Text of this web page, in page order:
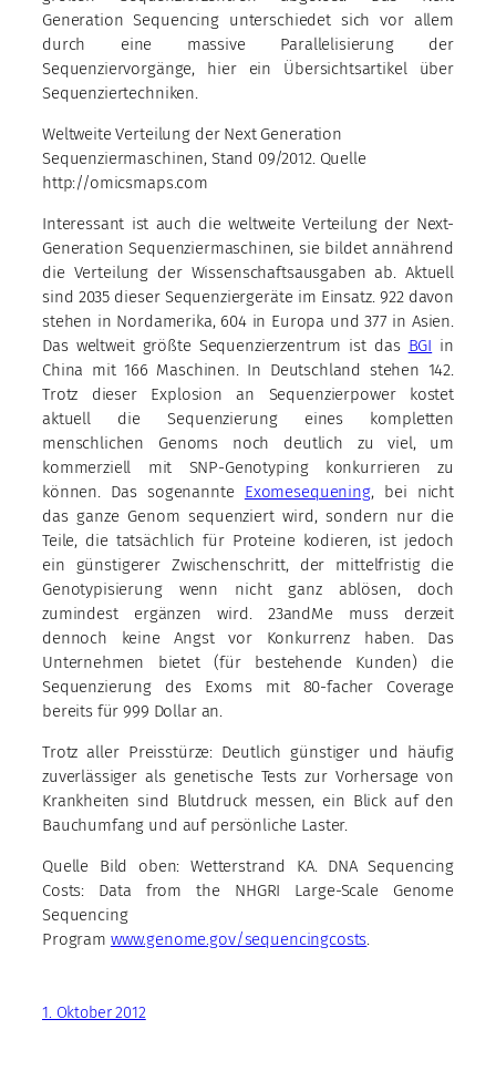
Generation Sequencing unterschiedet sich vor allem
durch eine massive Parallelisierung der
Sequenziervorgänge, hier ein Übersichtsartikel über
Sequenziertechniken.
Weltweite Verteilung der Next Generation
Sequenziermaschinen, Stand 09/2012. Quelle
http://omicsmaps.com
Interessant ist auch die weltweite Verteilung der Next-
Generation Sequenziermaschinen, sie bildet annährend
die Verteilung der Wissenschaftsausgaben ab. Aktuell
sind 2035 dieser Sequenziergeräte im Einsatz. 922 davon
stehen in Nordamerika, 604 in Europa und 377 in Asien.
Das weltweit größte Sequenzierzentrum ist das BGI in
China mit 166 Maschinen. In Deutschland stehen 142.
Trotz dieser Explosion an Sequenzierpower kostet
aktuell die Sequenzierung eines kompletten
menschlichen Genoms noch deutlich zu viel, um
kommerziell mit SNP-Genotyping konkurrieren zu
können. Das sogenannte Exomesequening, bei nicht
das ganze Genom sequenziert wird, sondern nur die
Teile, die tatsächlich für Proteine kodieren, ist jedoch
ein günstigerer Zwischenschritt, der mittelfristig die
Genotypisierung wenn nicht ganz ablösen, doch
zumindest ergänzen wird. 23andMe muss derzeit
dennoch keine Angst vor Konkurrenz haben. Das
Unternehmen bietet (für bestehende Kunden) die
Sequenzierung des Exoms mit 80-facher Coverage
bereits für 999 Dollar an.
Trotz aller Preisstürze: Deutlich günstiger und häufig
zuverlässiger als genetische Tests zur Vorhersage von
Krankheiten sind Blutdruck messen, ein Blick auf den
Bauchumfang und auf persönliche Laster.
Quelle Bild oben: Wetterstrand KA. DNA Sequencing
Costs: Data from the NHGRI Large-Scale Genome
Sequencing
Program www.genome.gov/sequencingcosts.
1. Oktober 2012